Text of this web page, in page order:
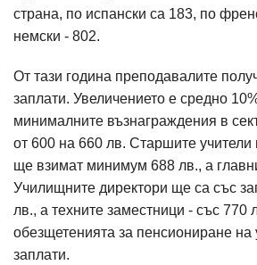
страна, по испански са 183, по
немски - 802.
От тази година преподавалите
заплати. Увеличението е средно
минималните възнаграждения в
от 600 на 660 лв. Старшите учители
ще взимат минимум 688 лв., а
Училищните директори ще са със
лв., а техните заместници - със 770
обезщетенията за пенсиониране на
заплати.